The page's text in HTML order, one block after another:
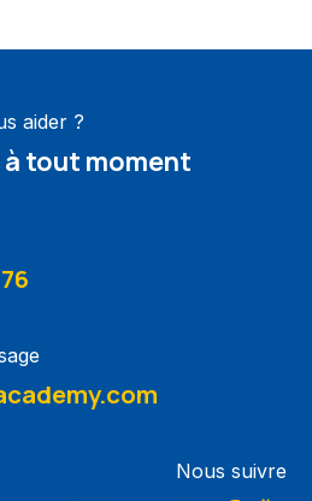
aider ?
tout moment
Nous suivre